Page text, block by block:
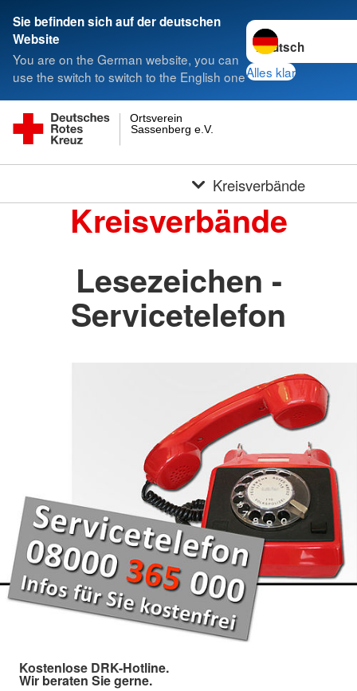
Sie befinden sich auf der deutschen
Website
You are on the German website, you can
use the switch to switch to the English one
Sprache wechseln
Alles klar
Sassenberg e.V.
Ortsverein
Kreisverbände
Kreisverbände
Lesezeichen -
Servicetelefon
Kostenlose DRK-Hotline.
Wir beraten Sie gerne.